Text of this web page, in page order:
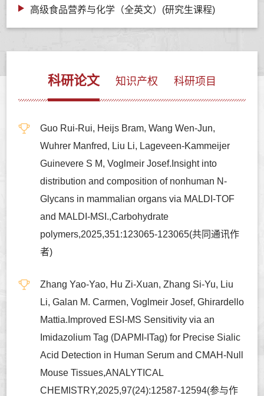
高级食品营养与化学（全英文）(研究生课程)
科研论文 知识产权 科研项目
Guo Rui-Rui, Heijs Bram, Wang Wen-Jun,
Wuhrer Manfred, Liu Li, Lageveen-Kammeijer
Guinevere S M, Voglmeir Josef.Insight into
distribution and composition of nonhuman N-
Glycans in mammalian organs via MALDI-TOF
and MALDI-MSI.,Carbohydrate
polymers,2025,351:123065-123065(共同通讯作
者)
Zhang Yao-Yao, Hu Zi-Xuan, Zhang Si-Yu, Liu
Li, Galan M. Carmen, Voglmeir Josef, Ghirardello
Mattia.Improved ESI-MS Sensitivity via an
Imidazolium Tag (DAPMI-ITag) for Precise Sialic
Acid Detection in Human Serum and CMAH-Null
Mouse Tissues,ANALYTICAL
CHEMISTRY,2025,97(24):12587-12594(参与作